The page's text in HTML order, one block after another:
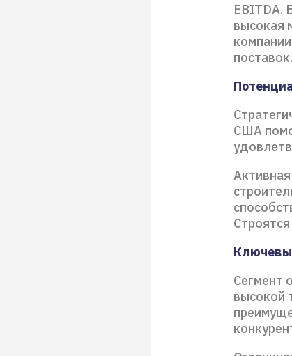
EBITDA.
высокая
поставок.
США
Сегмент
высокой